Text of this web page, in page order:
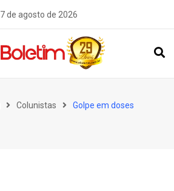
7 de agosto de 2026
Colunistas
Golpe em doses